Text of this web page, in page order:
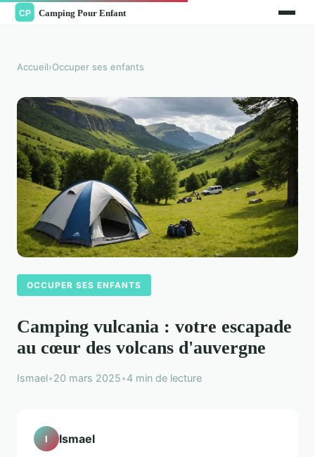
Accueil›Occuper ses enfants
OCCUPER SES ENFANTS
Camping vulcania : votre escapade
au cœur des volcans d'auvergne
Ismael•20 mars 2025•4 min de lecture
I Ismael